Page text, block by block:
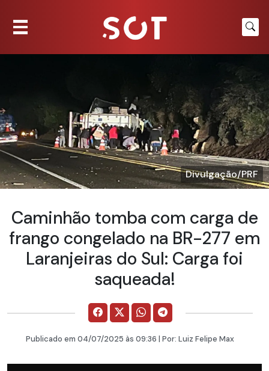
Divulgação/PRF
Caminhão tomba com carga de
frango congelado na BR-277 em
Laranjeiras do Sul: Carga foi
saqueada!
Publicado em 04/07/2025 às 09:36 | Por: Luiz Felipe Max